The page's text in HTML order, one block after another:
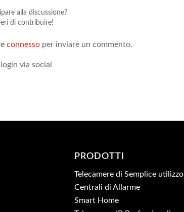
alla discussione?
di contribuire!
connesso per inviare un commento.
via social
PRODOTTI
Telecamere di Semplice utilizzo
Centrali di Allarme
Smart Home